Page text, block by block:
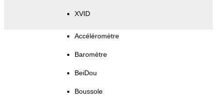
XVID
Accéléromètre
Baromètre
BeiDou
Boussole